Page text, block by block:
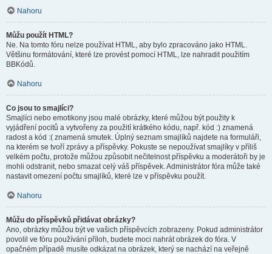
Nahoru
Můžu použít HTML?
Ne. Na tomto fóru nelze používat HTML, aby bylo zpracováno jako HTML.
Většinu formátování, které lze provést pomocí HTML, lze nahradit použitím
BBKódů.
Nahoru
Co jsou to smajlíci?
Smajlíci nebo emotikony jsou malé obrázky, které můžou být použity k
vyjádření pocitů a vytvořeny za použití krátkého kódu, např. kód :) znamená
radost a kód :( znamená smutek. Úplný seznam smajlíků najdete na formuláři,
na kterém se tvoří zprávy a příspěvky. Pokuste se nepoužívat smajlíky v příliš
velkém počtu, protože můžou způsobit nečitelnost příspěvku a moderátoři by je
mohli odstranit, nebo smazat celý váš příspěvek. Administrátor fóra může také
nastavit omezení počtu smajlíků, které lze v příspěvku použít.
Nahoru
Můžu do příspěvků přidávat obrázky?
Ano, obrázky můžou být ve vašich příspěvcích zobrazeny. Pokud administrátor
povolil ve fóru používání příloh, budete moci nahrát obrázek do fóra. V
opačném případě musíte odkázat na obrázek, který se nachází na veřejně